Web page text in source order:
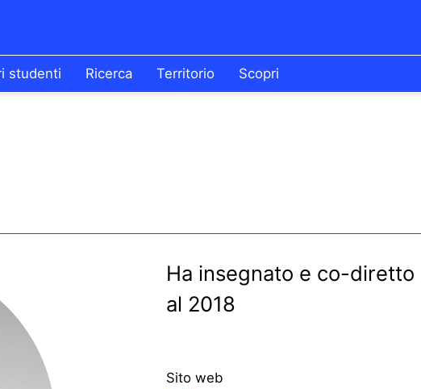
studenti Ricerca Territorio Scopri
Ha insegnato e co-
al 2018
Sito web